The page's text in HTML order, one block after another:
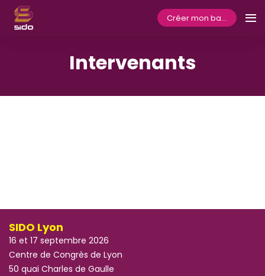
Créer mon badge
Intervenants
SIDO Lyon
16 et 17 septembre 2026
Centre de Congrès de Lyon
50 quai Charles de Gaulle